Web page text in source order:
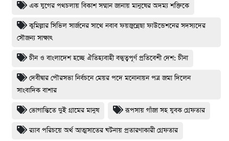
এক যুগের পথচলায় বিকাশ সম্মান জানায় মানুষের অদম্য শক্তিকে
কুমিল্লার সিভিল সার্জনের সাথে নবাব ফয়জুন্নেছা ফাউন্ডেশনের সদস্যদের
সৌজন্য সাক্ষাৎ
চীন ও বাংলাদেশ হচ্ছে ঐতিহ্যবাহী বন্ধুত্বপূর্ণ প্রতিবেশী দেশ: চীনা
দেবীদ্বার পৌরসভা নির্বচনে মেয়র পদে মনোনায়ন পত্র জমা দিলেন
সাংবাদিক বাশার
ভোগান্তিতে দুই গ্রামের মানুষ রূপসায় গাঁজা সহ যুবক গ্রেফতার
র‌্যাব পরিচয়ে অর্থ আত্মসাতের ঘটনায় প্রতারণাকারী গ্রেফতার